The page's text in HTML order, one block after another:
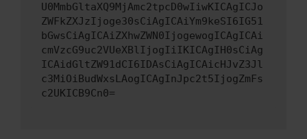
U0MmbGltaXQ9MjAmc2tpcD0wIiwKICAgICJo
ZWFkZXJzIjoge30sCiAgICAiYm9keSI6IG51
bGwsCiAgICAiZXhwZWN0IjogewogICAgICAi
cmVzcG9uc2VUeXBlIjogIiIKICAgIH0sCiAg
ICAidGltZW91dCI6IDAsCiAgICAicHJvZ3Jl
c3MiOiBudWxsLAogICAgInJpc2t5IjogZmFs
c2UKICB9Cn0=